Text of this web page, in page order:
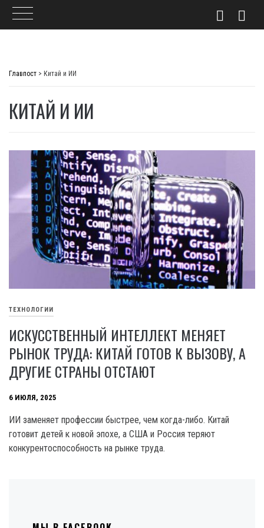
Главпост > Китай и ИИ
КИТАЙ И ИИ
ТЕХНОЛОГИИ
ИСКУССТВЕННЫЙ ИНТЕЛЛЕКТ МЕНЯЕТ
РЫНОК ТРУДА: КИТАЙ ГОТОВ К ВЫЗОВУ, А
ДРУГИЕ СТРАНЫ ОТСТАЮТ
6 ИЮЛЯ, 2025
ИИ заменяет профессии быстрее, чем когда-либо. Китай
готовит детей к новой эпохе, а США и Россия теряют
конкурентоспособность на рынке труда.